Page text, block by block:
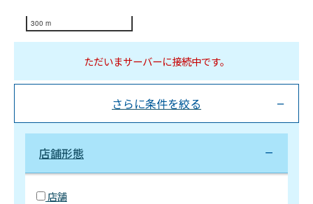
300 m
ただいまサーバーに接続中です。
さらに条件を絞る
店舗形態
店舗